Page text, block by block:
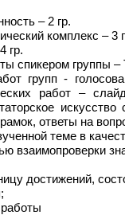
– 2 гр.
комплекс – 3
гр.
спикером группы –
групп -
работ –
искусство
ответы на
теме в
взаимопроверки
достижений,